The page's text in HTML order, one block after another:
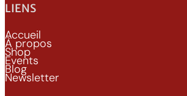
LIENS
Accueil
À propos
Shop
Events
Blog
Newsletter